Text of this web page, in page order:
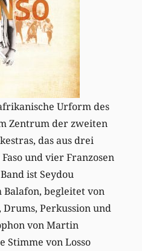
Urform des
Zentrum der zweiten
das aus drei
und vier Franzosen
ist Seydou
Balafon, begleitet von
Drums, Perkussion und
von Martin
Stimme von Losso